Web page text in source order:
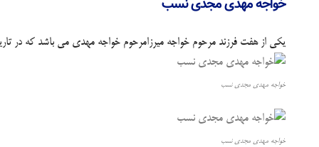
خواجه مهدی مجدی نسب
یکی از هفت فرزند مرحوم خواجه میرزامرحوم خواجه مهدی می باشد که در تاریخ 30/6/1260در محله قلعه دیده به جهان
خواجه مهدی مجدی نسب
خواجه مهدی مجدی نسب